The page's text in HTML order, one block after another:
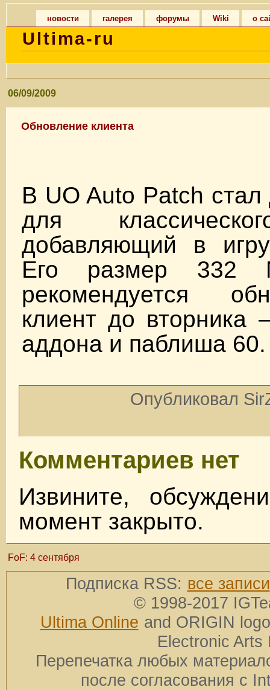
новости галерея форумы Wiki о
Ultima-ru
06/09/2009
Обновление клиента
В UO Auto Patch стал
для
добавляющий в
Его размер 332
рекомендуется
клиент до
аддона и паблиша 60.
Опубликовал
Комментариев нет
Извините,
момент закрыто.
FoF: 4 сентября
Подписка RSS: все записи
© 1998-2017
Ultima Online and ORIGIN
Electronic Arts
Перепечатка любых
после согласования с